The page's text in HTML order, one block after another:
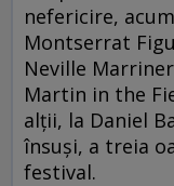
nefericire,
Montserrat
Neville
Martin in the
alţii, la Daniel
însuşi, a treia
festival.